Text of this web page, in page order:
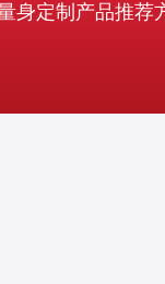
身定制产品推荐